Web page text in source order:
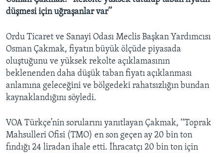
düşmesi için uğraşanlar var’’
Ordu Ticaret ve Sanayi Odası Meclis Başkan Yardımcısı
Osman Çakmak, fiyatın büyük ölçüde piyasada
oluştuğunu ve yüksek rekolte açıklamasının
beklenenden daha düşük taban fiyatı açıklanması
anlamına geleceğini ve bölgedeki rahatsızlığın bundan
kaynaklandığını söyledi.
VOA Türkçe’nin sorularını yanıtlayan Çakmak, ‘‘Toprak
Mahsulleri Ofisi (TMO) en son geçen ay 20 bin ton
fındığı 24 liradan ihale etti. İhracatçı 20 bin ton için